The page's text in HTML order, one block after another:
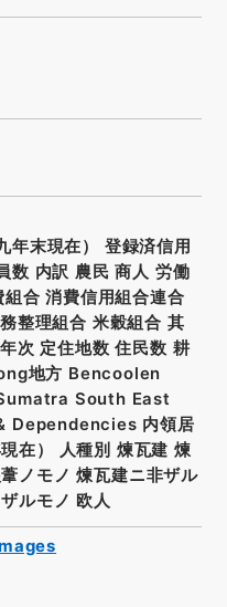
年末現在） 登録済信用
数 内訳 農民 商人 労働
合 消費信用組合連合
整理組合 米穀組合 其
次 定住地数 住民数 耕
地方 Bencoolen
South East
Dependencies 内領居
在） 人種別 煉瓦建 煉
ノモノ 煉瓦建ニ非ザル
ルモノ 欧人